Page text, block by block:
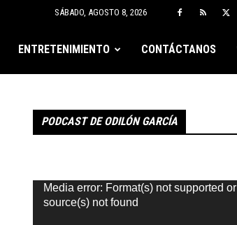
SÁBADO, AGOSTO 8, 2026
ENTRETENIMIENTO CONTÁCTANOS
PODCAST DE ODILÓN GARCÍA
Reproductor
de
Media error: Format(s) not supported or
source(s) not found